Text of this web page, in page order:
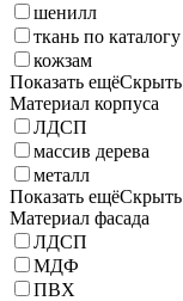
шенилл
ткань по каталогу
кожзам
Показать ещёСкрыть
Материал корпуса
ЛДСП
массив дерева
металл
Показать ещёСкрыть
Материал фасада
ЛДСП
МДФ
ПВХ